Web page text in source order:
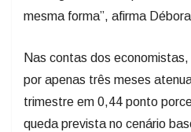
mesma forma”, afirma
Nas contas dos
por apenas três meses
trimestre em 0,44 ponto
queda prevista no cenário